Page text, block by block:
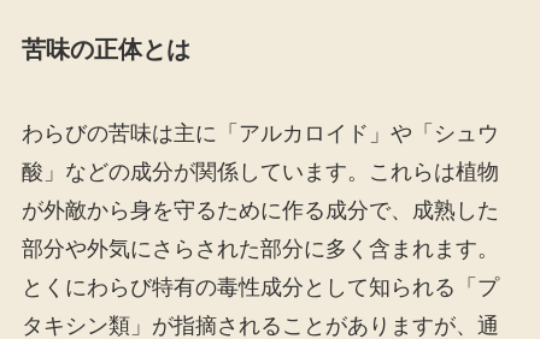
苦味の正体とは
わらびの苦味は主に「アルカロイド」や「シュウ
酸」などの成分が関係しています。これらは植物
が外敵から身を守るために作る成分で、成熟した
部分や外気にさらされた部分に多く含まれます。
とくにわらび特有の毒性成分として知られる「プ
タキシン類」が指摘されることがありますが、通